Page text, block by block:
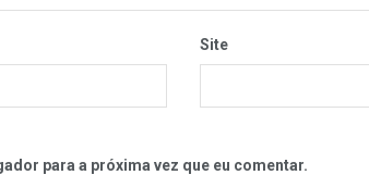
Site
para a próxima vez que eu comentar.